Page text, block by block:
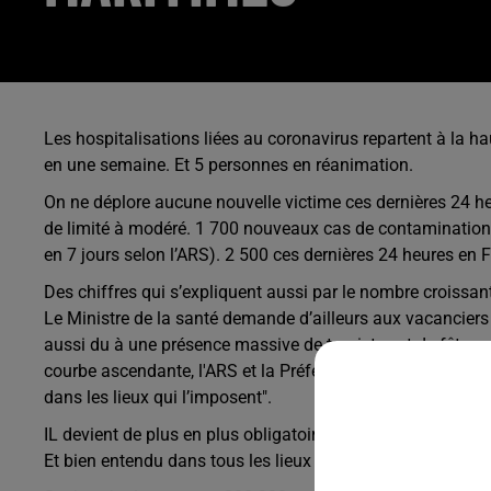
Les hospitalisations liées au coronavirus repartent à la
en une semaine. Et 5 personnes en réanimation.
On ne déplore aucune nouvelle victime ces dernières 24
de limité à modéré. 1 700 nouveaux cas de
en 7 jours selon l’ARS). 2 500 ces dernières 24 heures en
Des chiffres qui s’expliquent aussi par le nombre
Le Ministre de la santé demande d’ailleurs aux
aussi du à une présence massive de touristes et de
courbe ascendante, l'ARS et la Préfecture rappelle la "la
dans les lieux qui l’imposent".
IL devient de plus en plus obligatoire dans les espaces
Et bien entendu dans tous les lieux publics fermés. Des